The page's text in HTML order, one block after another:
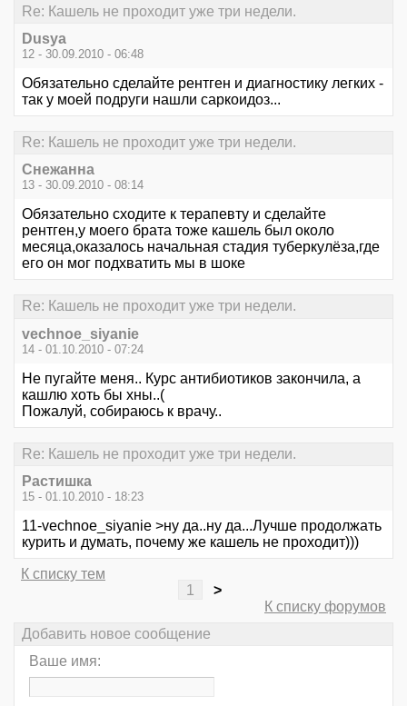
Re: Кашель не проходит уже три недели.
Dusya
12 - 30.09.2010 - 06:48
Обязательно сделайте рентген и диагностику легких -
так у моей подруги нашли саркоидоз...
Re: Кашель не проходит уже три недели.
Cнежанна
13 - 30.09.2010 - 08:14
Обязательно сходите к терапевту и сделайте
рентген,у моего брата тоже кашель был около
месяца,оказалось начальная стадия туберкулёза,где
его он мог подхватить мы в шоке
Re: Кашель не проходит уже три недели.
vechnoe_siyanie
14 - 01.10.2010 - 07:24
Не пугайте меня.. Курс антибиотиков закончила, а
кашлю хоть бы хны..(
Пожалуй, собираюсь к врачу..
Re: Кашель не проходит уже три недели.
Растишка
15 - 01.10.2010 - 18:23
11-vechnoe_siyanie >ну да..ну да...Лучше продолжать
курить и думать, почему же кашель не проходит)))
К списку тем
1
>
К списку форумов
Добавить новое сообщение
Ваше имя: